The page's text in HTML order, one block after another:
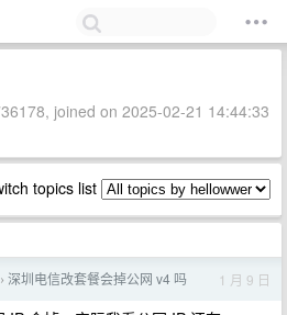
joined on 2025-02-21 14:44:33
topics list
› 深圳电信改套餐会掉公网 v4 吗 1 月 9 日